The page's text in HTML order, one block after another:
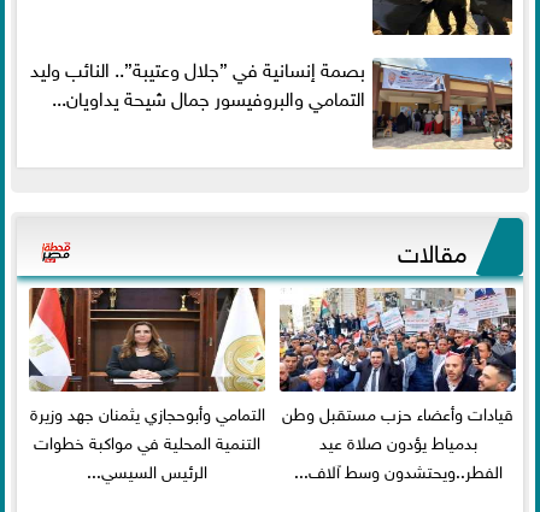
بصمة إنسانية في ”جلال وعتيبة”.. النائب وليد
التمامي والبروفيسور جمال شيحة يداويان...
مقالات
قيادات وأعضاء حزب مستقبل وطن
بدمياط يؤدون صلاة عيد
الفطر..ويحتشدون وسط آلاف...
التمامي وأبوحجازي يثمنان جهد وزيرة
التنمية المحلية في مواكبة خطوات
الرئيس السيسي...